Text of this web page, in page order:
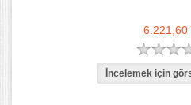
6.221,60